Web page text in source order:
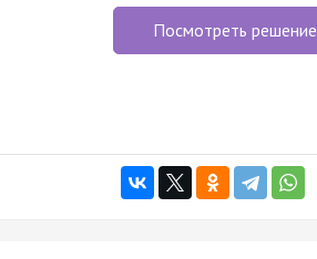
Посмотреть решение